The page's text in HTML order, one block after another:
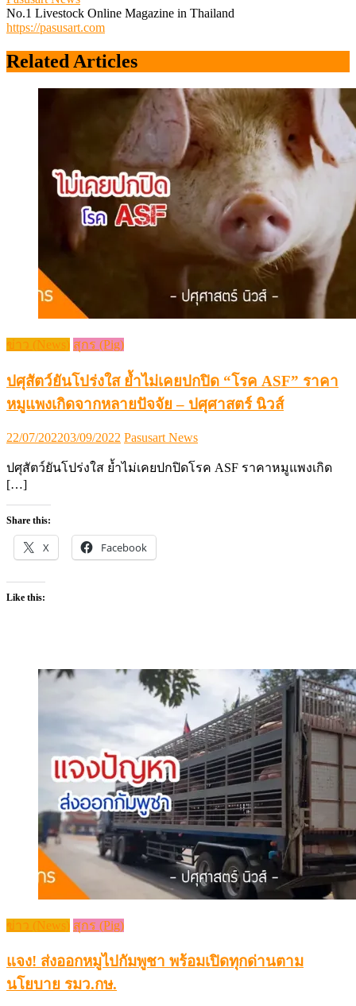
No.1 Livestock Online Magazine in Thailand
https://pasusart.com
Related Articles
ข่าว (News) สุกร (Pig)
ปศุสัตว์ยันโปร่งใส ย้ำไม่เคยปกปิด “โรค ASF” ราคา
หมูแพงเกิดจากหลายปัจจัย – ปศุศาสตร์ นิวส์
Posted
22/07/202203/09/2022 Author
Pasusart News
ปศุสัตว์ยันโปร่งใส ย้ำไม่เคยปกปิดโรค ASF ราคาหมูแพงเกิด
[…]
Share this:
X Facebook
Like this:
ข่าว (News) สุกร (Pig)
แจง! ส่งออกหมูไปกัมพูชา พร้อมเปิดทุกด่านตาม
นโยบาย รมว.กษ.